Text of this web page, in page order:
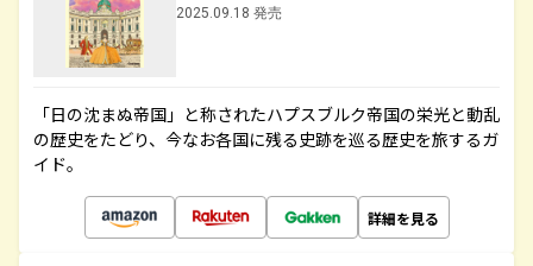
2025.09.18 発売
「日の沈まぬ帝国」と称されたハプスブルク帝国の栄光と動乱
の歴史をたどり、今なお各国に残る史跡を巡る歴史を旅するガ
イド。
詳細を見る